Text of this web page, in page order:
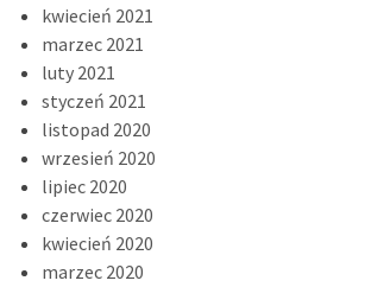
kwiecień 2021
marzec 2021
luty 2021
styczeń 2021
listopad 2020
wrzesień 2020
lipiec 2020
czerwiec 2020
kwiecień 2020
marzec 2020